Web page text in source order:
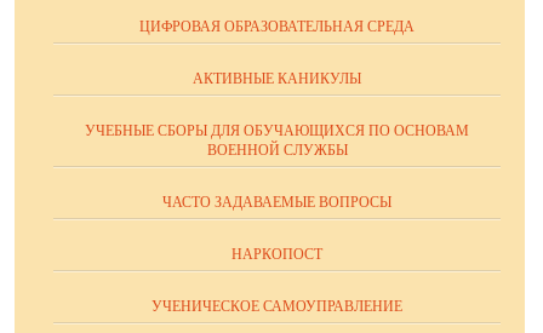
ЦИФРОВАЯ ОБРАЗОВАТЕЛЬНАЯ СРЕДА
АКТИВНЫЕ КАНИКУЛЫ
УЧЕБНЫЕ СБОРЫ ДЛЯ ОБУЧАЮЩИХСЯ ПО ОСНОВАМ
ВОЕННОЙ СЛУЖБЫ
ЧАСТО ЗАДАВАЕМЫЕ ВОПРОСЫ
НАРКОПОСТ
УЧЕНИЧЕСКОЕ САМОУПРАВЛЕНИЕ